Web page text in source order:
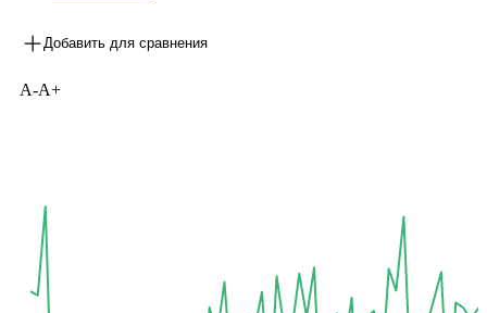
Добавить для сравнения